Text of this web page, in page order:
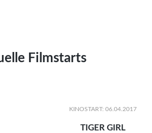
Filmstarts
KINOSTART: 06.04.2017
TIGER GIRL